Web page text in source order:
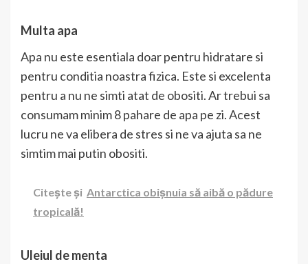
Multa apa
Apa nu este esentiala doar pentru hidratare si
pentru conditia noastra fizica. Este si excelenta
pentru a nu ne simti atat de obositi. Ar trebui sa
consumam minim 8 pahare de apa pe zi. Acest
lucru ne va elibera de stres si ne va ajuta sa ne
simtim mai putin obositi.
Citește și Antarctica obișnuia să aibă o pădure
tropicală!
Uleiul de menta